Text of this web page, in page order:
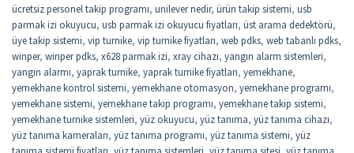
ücretsiz personel takip programı, unilever nedir, ürün takip sistemi, usb
parmak izi okuyucu, usb parmak izi okuyucu fiyatları, üst arama dedektörü,
üye takip sistemi, vip turnike, vip turnike fiyatları, web pdks, web tabanlı pdks,
winper, winper pdks, x628 parmak izi, xray cihazı, yangın alarm sistemleri,
yangın alarmı, yaprak turnike, yaprak turnike fiyatları, yemekhane,
yemekhane kontrol sistemi, yemekhane otomasyon, yemekhane programı,
yemekhane sistemi, yemekhane takip programı, yemekhane takip sistemi,
yemekhane turnike sistemleri, yüz okuyucu, yüz tanıma, yüz tanıma cihazı,
yüz tanıma kameraları, yüz tanıma programı, yüz tanıma sistemi, yüz